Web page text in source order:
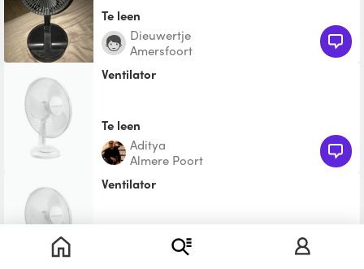
Te leen
Dieuwertje
Amersfoort
Ventilator
Te leen
Aditya
Almere Poort
Ventilator